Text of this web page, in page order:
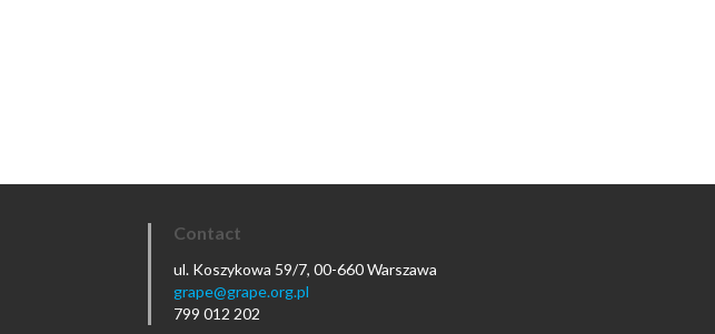
Contact
ul. Koszykowa 59/7, 00-660 Warszawa
grape@grape.org.pl
799 012 202